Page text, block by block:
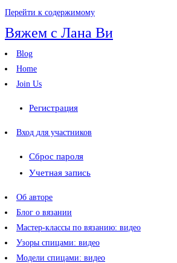
Перейти к содержимому
Вяжем с Лана Ви
Blog
Home
Join Us
Регистрация
Вход для участников
Сброс пароля
Учетная запись
Об авторе
Блог о вязании
Мастер-классы по вязанию: видео
Узоры спицами: видео
Модели спицами: видео